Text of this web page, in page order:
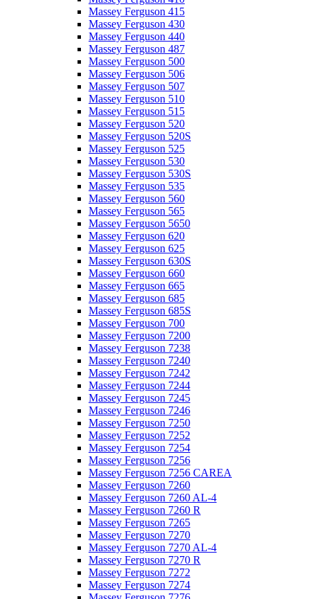
Massey Ferguson 415
Massey Ferguson 430
Massey Ferguson 440
Massey Ferguson 487
Massey Ferguson 500
Massey Ferguson 506
Massey Ferguson 507
Massey Ferguson 510
Massey Ferguson 515
Massey Ferguson 520
Massey Ferguson 520S
Massey Ferguson 525
Massey Ferguson 530
Massey Ferguson 530S
Massey Ferguson 535
Massey Ferguson 560
Massey Ferguson 565
Massey Ferguson 5650
Massey Ferguson 620
Massey Ferguson 625
Massey Ferguson 630S
Massey Ferguson 660
Massey Ferguson 665
Massey Ferguson 685
Massey Ferguson 685S
Massey Ferguson 700
Massey Ferguson 7200
Massey Ferguson 7238
Massey Ferguson 7240
Massey Ferguson 7242
Massey Ferguson 7244
Massey Ferguson 7245
Massey Ferguson 7246
Massey Ferguson 7250
Massey Ferguson 7252
Massey Ferguson 7254
Massey Ferguson 7256
Massey Ferguson 7256 CAREA
Massey Ferguson 7260
Massey Ferguson 7260 AL-4
Massey Ferguson 7260 R
Massey Ferguson 7265
Massey Ferguson 7270
Massey Ferguson 7270 AL-4
Massey Ferguson 7270 R
Massey Ferguson 7272
Massey Ferguson 7274